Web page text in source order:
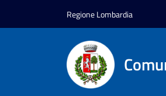
Regione Lombardia